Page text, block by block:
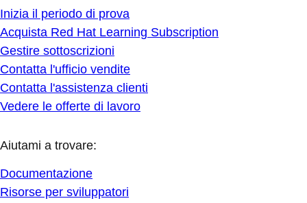
Inizia il periodo di prova
Acquista Red Hat Learning Subscription
Gestire sottoscrizioni
Contatta l'ufficio vendite
Contatta l'assistenza clienti
Vedere le offerte di lavoro
Aiutami a trovare:
Documentazione
Risorse per sviluppatori